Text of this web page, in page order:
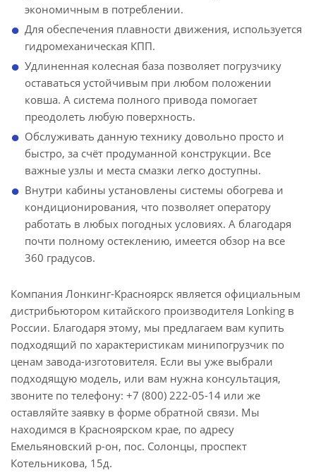
экономичным в потреблении.
Для обеспечения плавности движения, используется
гидромеханическая КПП.
Удлиненная колесная база позволяет погрузчику
оставаться устойчивым при любом положении
ковша. А система полного привода помогает
преодолеть любую поверхность.
Обслуживать данную технику довольно просто и
быстро, за счёт продуманной конструкции. Все
важные узлы и места смазки легко доступны.
Внутри кабины установлены системы обогрева и
кондиционирования, что позволяет оператору
работать в любых погодных условиях. А благодаря
почти полному остеклению, имеется обзор на все
360 градусов.
Компания Лонкинг-Красноярск является официальным
дистрибьютором китайского производителя Lonking в
России. Благодаря этому, мы предлагаем вам купить
подходящий по характеристикам минипогрузчик по
ценам завода-изготовителя. Если вы уже выбрали
подходящую модель, или вам нужна консультация,
звоните по телефону: +7 (800) 222-05-14 или же
оставляйте заявку в форме обратной связи. Мы
находимся в Красноярском крае, по адресу
Емельяновский р-он, пос. Солонцы, проспект
Котельникова, 15д.